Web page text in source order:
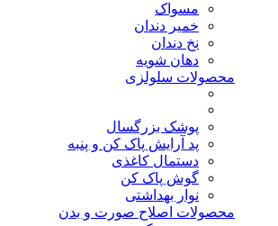
مسواک
خمیر دندان
نخ دندان
دهان شویه
محصولات سلولزی
پوشک بزرگسال
پد آرایش پاک کن و پنبه
دستمال کاغذی
گوش پاک کن
نوار بهداشتی
محصولات اصلاح صورت و بدن